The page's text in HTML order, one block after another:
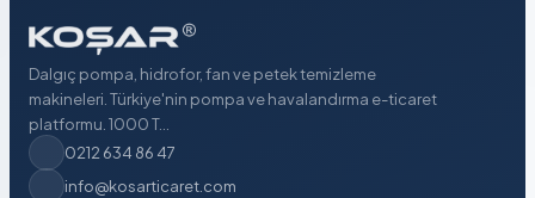
Dalgıç pompa, hidrofor, fan ve petek temizleme
makineleri. Türkiye'nin pompa ve havalandırma e-ticaret
platformu. 1000 T...
0212 634 86 47
info@kosarticaret.com